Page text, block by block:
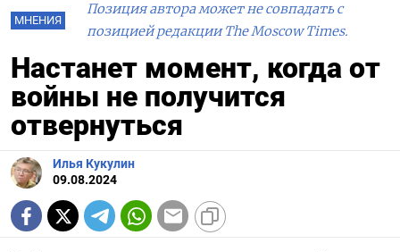
МНЕНИЯ
Позиция автора может не совпадать с
позицией редакции The Moscow Times.
Настанет момент, когда от
войны не получится
отвернуться
Илья Кукулин
09.08.2024